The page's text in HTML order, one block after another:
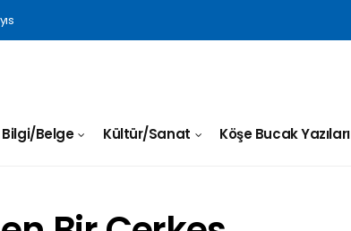
Bilgi/Belge Kültür/Sanat Köşe Bucak Yazıları